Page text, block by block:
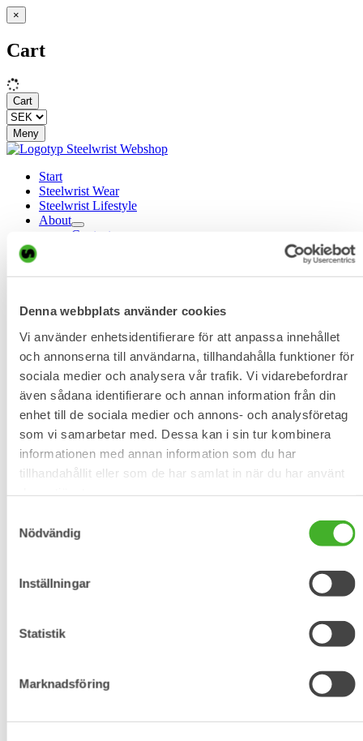
Denna webbplats använder cookies
Vi använder enhetsidentifierare för att anpassa innehållet
och annonserna till användarna, tillhandahålla funktioner för
sociala medier och analysera vår trafik. Vi vidarebefordrar
även sådana identifierare och annan information från din
enhet till de sociala medier och annons- och analysföretag
som vi samarbetar med. Dessa kan i sin tur kombinera
informationen med annan information som du har
tillhandahållit eller som de har samlat in när du har använt
Nödvändig
Inställningar
Statistik
Marknadsföring
×
Cart
Cart
Meny
Start
Steelwrist Wear
Steelwrist Lifestyle
About
Contact
Contact